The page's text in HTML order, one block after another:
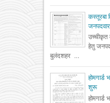
कस्तूरबा
उच्चीकृत
हेतु
बुलंदशहर ...
होमगार्ड
शुरू
होमगार्ड